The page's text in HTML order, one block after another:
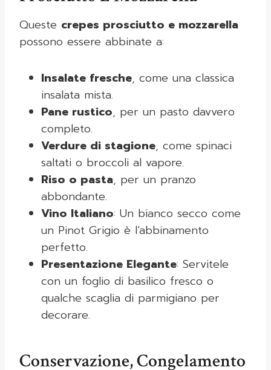
Queste crepes prosciutto e mozzarella
possono essere abbinate a:
Insalate fresche, come una classica
insalata mista.
Pane rustico, per un pasto davvero
completo.
Verdure di stagione, come spinaci
saltati o broccoli al vapore.
Riso o pasta, per un pranzo
abbondante.
Vino Italiano: Un bianco secco come
un Pinot Grigio è l’abbinamento
perfetto.
Presentazione Elegante: Servitele
con un foglio di basilico fresco o
qualche scaglia di parmigiano per
decorare.
Conservazione, Congelamento